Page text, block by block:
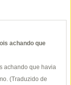
achando que
achando que havia
(Traduzido de